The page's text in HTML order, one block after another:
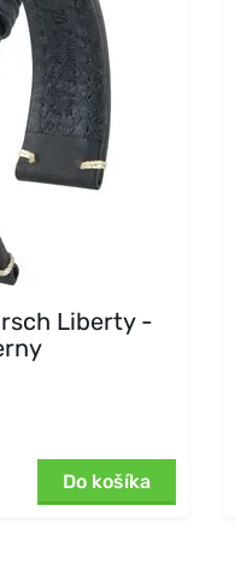
Liberty -
Do košíka